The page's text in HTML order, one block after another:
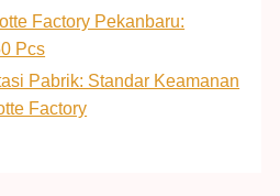
Factory Pekanbaru:
Pcs
Pabrik: Standar Keamanan
Factory